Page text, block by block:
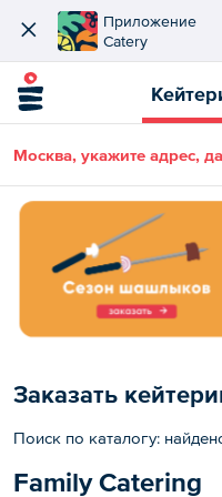
Приложение
Catery
Москва, укажите адрес,
Заказать
Поиск по каталогу:
Family Catering